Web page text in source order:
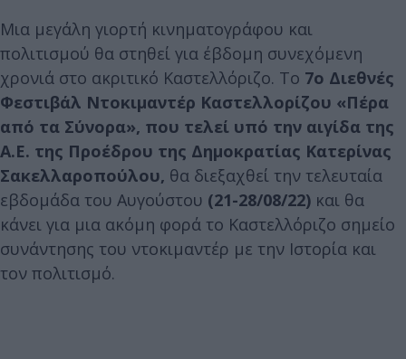
Μια μεγάλη γιορτή κινηματογράφου και
πολιτισμού θα στηθεί για έβδομη συνεχόμενη
χρονιά στο ακριτικό Καστελλόριζο. Το 7ο Διεθνές
Φεστιβάλ Ντοκιμαντέρ Καστελλορίζου «Πέρα
από τα Σύνορα», που τελεί υπό την αιγίδα της
Α.Ε. της Προέδρου της Δημοκρατίας Κατερίνας
Σακελλαροπούλου, θα διεξαχθεί την τελευταία
εβδομάδα του Αυγούστου (21-28/08/22) και θα
κάνει για μια ακόμη φορά το Καστελλόριζο σημείο
συνάντησης του ντοκιμαντέρ με την Ιστορία και
τον πολιτισμό.